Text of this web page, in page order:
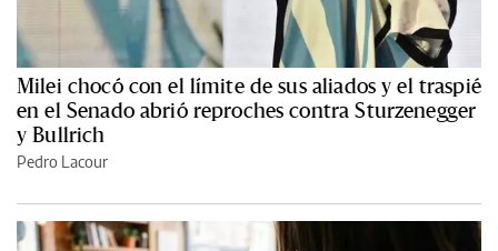
Milei chocó con el límite de sus aliados y el traspié
en el Senado abrió reproches contra Sturzenegger
y Bullrich
Pedro Lacour